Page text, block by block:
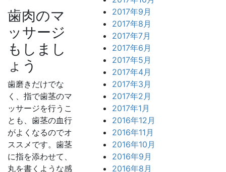
歯肉のマ
ッサージ
もしまし
ょう
歯磨きだけでな
く、指で歯茎のマ
ッサージを行うこ
とも、歯茎の血行
がよくなるのでオ
ススメです。歯茎
に指を添わせて、
丸を書くような感
2017年9月
2017年8月
2017年7月
2017年6月
2017年5月
2017年4月
2017年3月
2017年2月
2017年1月
2016年12月
2016年11月
2016年10月
2016年9月
2016年8月